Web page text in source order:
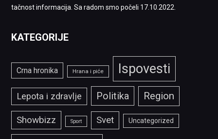
tačnost informacija. Sa radom smo počeli 17.10.2022.
KATEGORIJE
Crna hronika Hrana i piće Ispovesti
Lepota i zdravlje Politika Region
Showbizz Sport Svet Uncategorized